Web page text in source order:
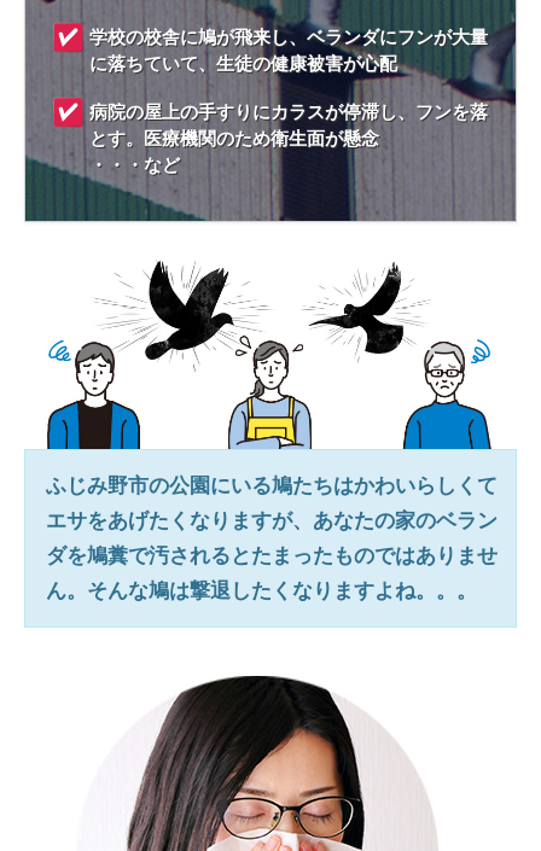
学校の校舎に鳩が飛来し、ベランダにフンが大量
に落ちていて、生徒の健康被害が心配
病院の屋上の手すりにカラスが停滞し、フンを落
とす。医療機関のため衛生面が懸念
・・・など
ふじみ野市の公園にいる鳩たちはかわいらしくて
エサをあげたくなりますが、あなたの家のベラン
ダを鳩糞で汚されるとたまったものではありませ
ん。そんな鳩は撃退したくなりますよね。。。